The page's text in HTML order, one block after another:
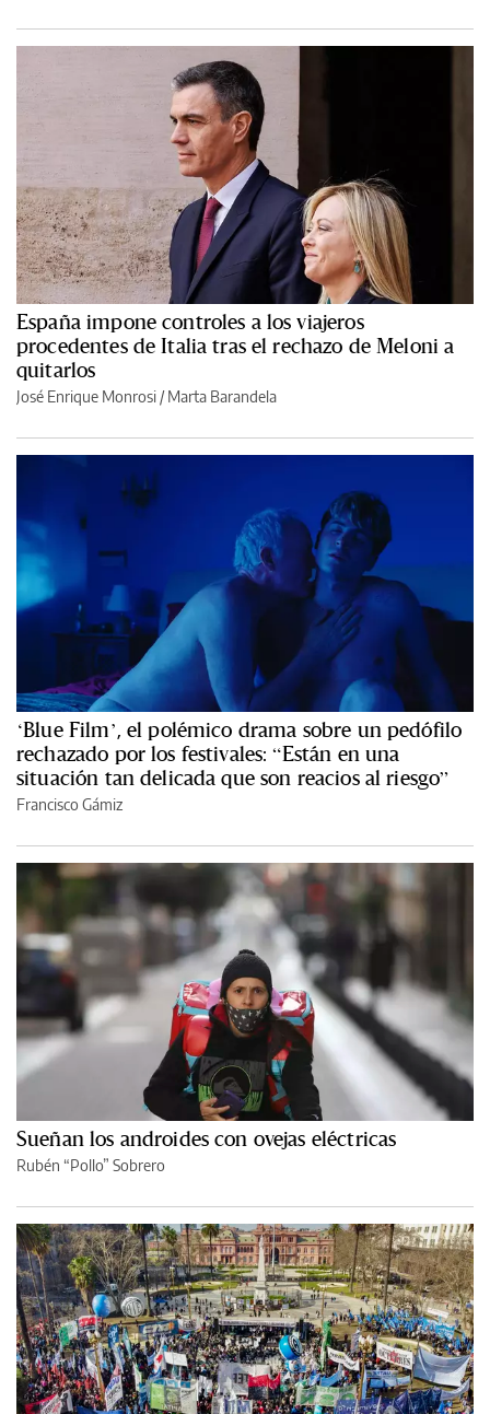
España impone controles a los viajeros
procedentes de Italia tras el rechazo de Meloni a
quitarlos
José Enrique Monrosi / Marta Barandela
‘Blue Film’, el polémico drama sobre un pedófilo
rechazado por los festivales: “Están en una
situación tan delicada que son reacios al riesgo”
Francisco Gámiz
Sueñan los androides con ovejas eléctricas
Rubén “Pollo” Sobrero